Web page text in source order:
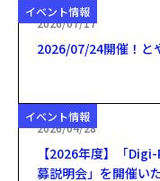
イベント情報
2026/07/17
2026/07/24開催！と
イベント情報
2026/04/28
【2026年度】「
募説明会」を開催い